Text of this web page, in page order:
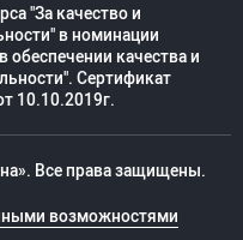
"За качество и
в номинации
качества и
Сертификат
10.10.2019г.
Все права защищены.
возможностями